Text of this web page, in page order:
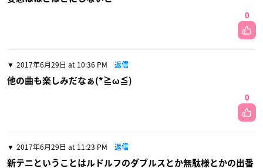
0
2017年6月29日 at 10:36 PM 返信
他の曲も楽しみだなぁ(*≧ω≦)
0
2017年6月29日 at 11:23 PM 返信
新テニということはルドルフのダブルスとか無駄様とかの出番